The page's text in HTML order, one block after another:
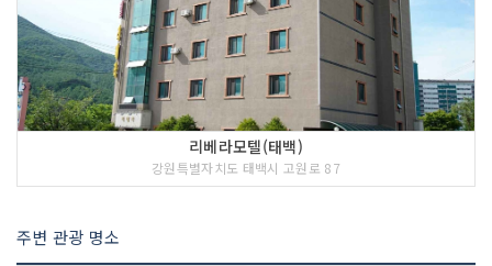
리베라모텔(태백)
강원특별자치도 태백시 고원로 87
주변 관광 명소